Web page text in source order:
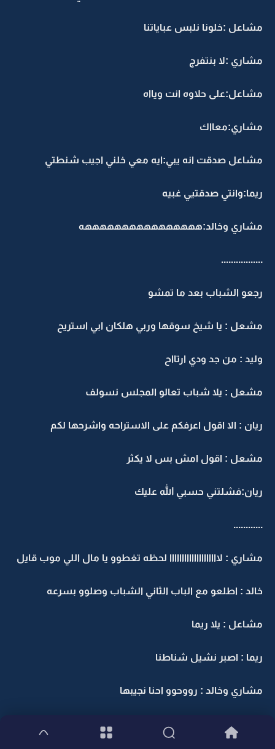
مشاعل :خلونا نلبس عباياتنا
مشاري :لا بنتفرج
مشاعل:على حلاوه انت ويااه
مشاري:معااك
مشاعل صدقت انه يبي:ايه معي خلني اجيب شنطتي
ريما:وانتي صدقتيي غبيه
مشاري وخالد:ههههههههههههههههه
.................
رجعو الشباب بعد ما تمشو
مشعل : يا شيخ سوقها وربي هلكان ابي استريح
وليد : من جد ودي ارتااح
مشعل : يلا شباب تعالو المجلس نسولف
ريان : الا اقول اعرفكم على الاستراحه واشرحها لكم
مشعل : اقول امش بس لا يكثر
ريان:فشلتني حسبي الله عليك
............
مشاري : لاااااااااااااااااااا لحظه تغطوو يا مال اللي موب قايل
خالد : اطلعو مع الباب الثاني الشباب وصلوو بسرعه
مشاعل : يلا ريما
ريما : اصبر نشيل شناطنا
مشاري وخالد : رووحوو احنا نجيبها